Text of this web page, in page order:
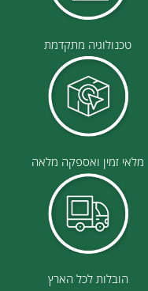
טכנולוגיה מתקדמת
מלאי זמין ואספקה מלאה
הובלות לכל הארץ